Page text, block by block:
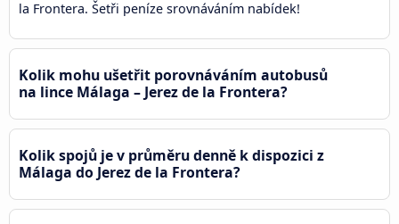
la Frontera. Šetři peníze srovnáváním nabídek!
Kolik mohu ušetřit porovnáváním autobusů
na lince Málaga – Jerez de la Frontera?
Kolik spojů je v průměru denně k dispozici z
Málaga do Jerez de la Frontera?